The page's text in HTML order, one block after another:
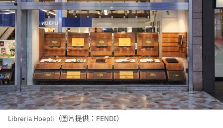
Libreria Hoepli（圖片提供：FENDI）